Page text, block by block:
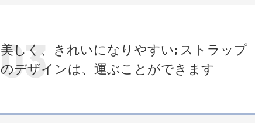
美しく、きれいになりやすい; ストラップ
のデザインは、運ぶことができます
03